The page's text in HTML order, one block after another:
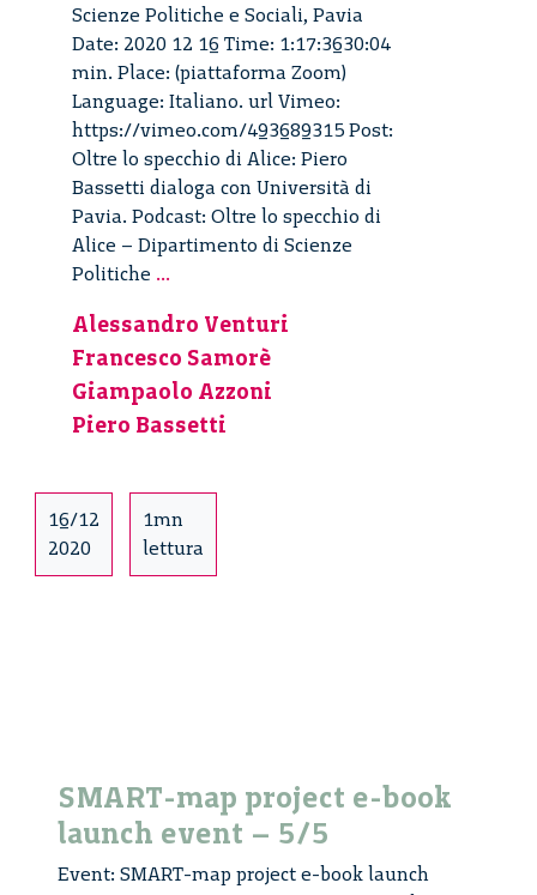
Scienze Politiche e Sociali, Pavia
Date: 2020 12 16 Time: 1:17:3630:04
min. Place: (piattaforma Zoom)
Language: Italiano. url Vimeo:
https://vimeo.com/493689315 Post:
Oltre lo specchio di Alice: Piero
Bassetti dialoga con Università di
Pavia. Podcast: Oltre lo specchio di
Alice – Dipartimento di Scienze
Politiche ...
specchio
di
Alice
–
Politiche
e
Alessandro Venturi
Francesco Samorè
Giampaolo Azzoni
Piero Bassetti
16/12
2020
1mn
lettura
SMART-map project e-book
launch event – 5/5
Event: SMART-map project e-book launch